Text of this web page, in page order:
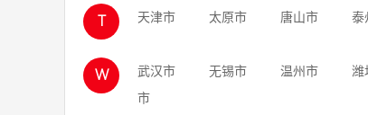
T 天津市 太原市 唐山市 泰
W 武汉市 无锡市 温州市 潍
市